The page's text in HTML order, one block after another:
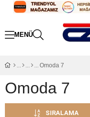
Omoda 7
Omoda 7
SIRALAMA